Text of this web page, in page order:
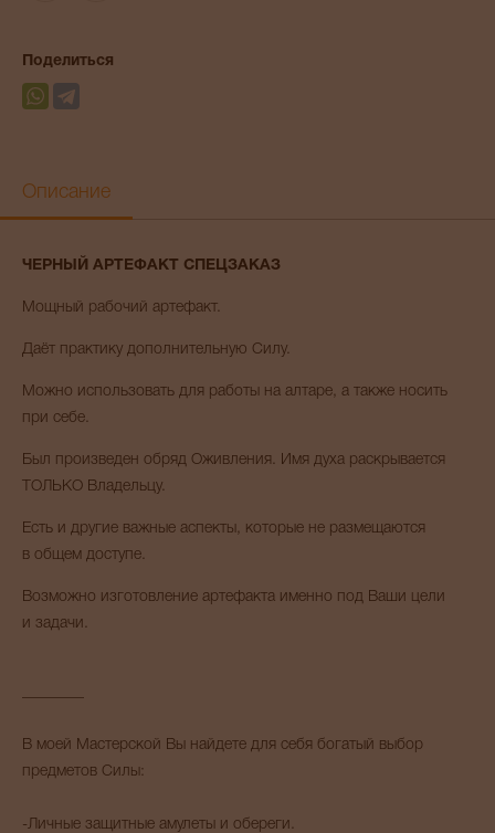
Поделиться
Описание
ЧЕРНЫЙ АРТЕФАКТ СПЕЦЗАКАЗ
Мощный рабочий артефакт.
Даёт практику дополнительную Силу.
Можно использовать для работы на алтаре, а также носить
при себе.
Был произведен обряд Оживления. Имя духа раскрывается
ТОЛЬКО Владельцу.
Есть и другие важные аспекты, которые не размещаются
в общем доступе.
Возможно изготовление артефакта именно под Ваши цели
и задачи.
В моей Мастерской Вы найдете для себя богатый выбор
предметов Силы:
-Личные защитные амулеты и обереги.